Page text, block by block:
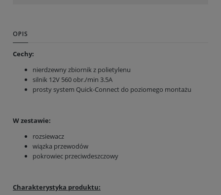
OPIS
Cechy:
nierdzewny zbiornik z polietylenu
silnik 12V 560 obr./min 3.5A
prosty system Quick-Connect do poziomego montażu
W zestawie:
rozsiewacz
wiązka przewodów
pokrowiec przeciwdeszczowy
Charakterystyka produktu: